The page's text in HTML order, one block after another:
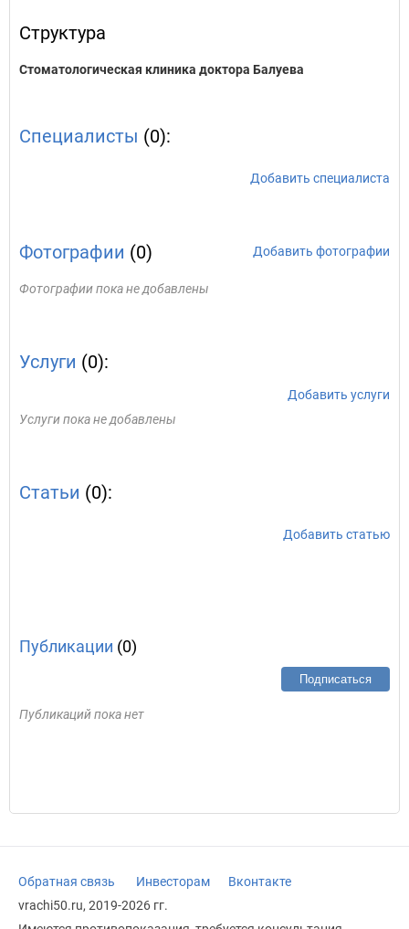
Структура
Стоматологическая клиника доктора Балуева
Специалисты (0):
Добавить специалиста
Фотографии (0) Добавить фотографии
Фотографии пока не добавлены
Услуги (0):
Добавить услуги
Услуги пока не добавлены
Статьи (0):
Добавить статью
Публикации (0)
Подписаться
Публикаций пока нет
Обратная связь Инвесторам
Вконтакте
vrachi50.ru, 2019-2026 гг.